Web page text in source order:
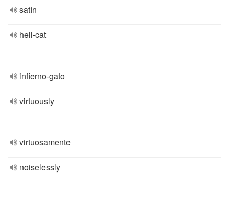
satín
hell-cat
infierno-gato
virtuously
virtuosamente
noiselessly